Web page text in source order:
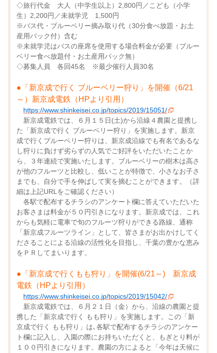
◇旅行代金 大人（中学生以上）2,800円／こども（小学
生）2,200円／未就学児 1,500円
※バス代・ブルーベリー摘み取り代（30分食べ放題・お土
産用パック付）含む
※未就学児はバスの座席を使用する場合料金が必要（ブルー
ベリー食べ放題付・お土産用パック無）
◇募集人員 各回45名 ※最少催行人員30名
●「新京成で行く ブルーベリー狩り」を開催（6/21
～）新京成電鉄（HPより引用）
https://www.shinkeisei.co.jp/topics/2019/15051/
新京成電鉄では、６月１５日(土)から沿線４農園と提携し
た「新京成で行く ブルーベリー狩り」を実施します。新京
成で行くブルーベリー狩りは、新京成沿線でも有名であるな
し狩りに負けず劣らずの人気でご好評をいただいたことか
ら、３年連続で実施いたします。ブルーベリーの樹木は高さ
が他のフルーツと比較し、低いことが特徴で、小さなお子さ
までも、自分で手を伸ばして実を摘むことができます。（詳
細は上記URLをご確認ください）
各駅で配布するチラシのアンケート欄に答えていただいた
お客さまは料金が５０円引きになります。新京成では、これ
からも気軽に電車で旬のフルーツ狩りができる路線、通称
「新京成フルーツライン」として、皆さまがお出かけしてく
ださることによる沿線の活性化を目指し、千葉の豊かな恵み
をＰＲしてまいります。
●「新京成で行くもも狩り」を開催(6/21～) 新京成
電鉄（HPより引用）
https://www.shinkeisei.co.jp/topics/2019/15042/
新京成電鉄では、６月２１日（金）から、沿線の農園と提
携した「新京成で行く もも狩り」を実施します。この「新
京成で行く もも狩り」は､各駅で配布するチラシのアンケー
ト欄に記入し、入園の際にお持ちいただくと、もぎとり料が
１００円引きになります。農園の方によると「今年は天候に